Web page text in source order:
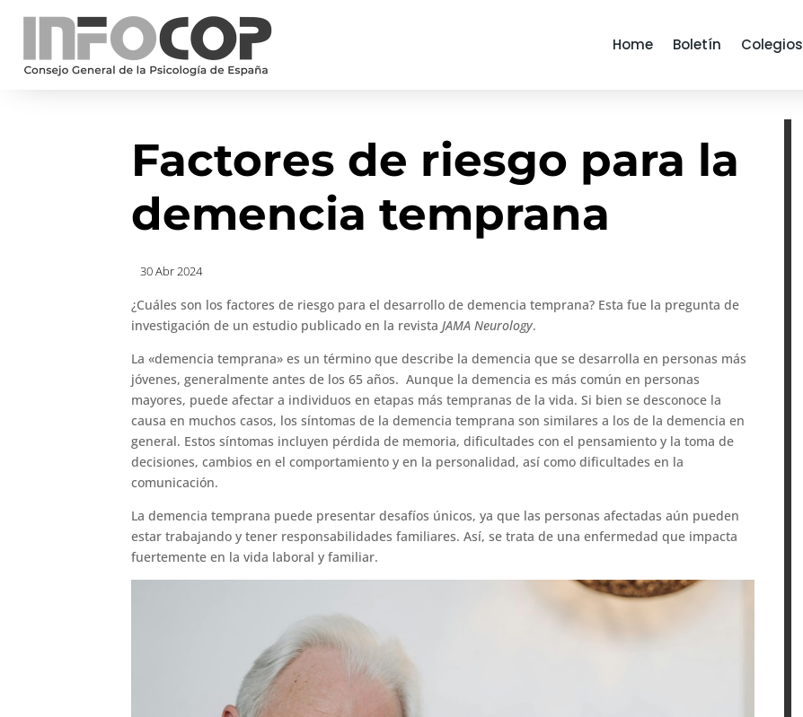
Home Boletín Colegios
Factores de riesgo para la
demencia temprana
30 Abr 2024
¿Cuáles son los factores de riesgo para el desarrollo de demencia temprana? Esta fue la pregunta de
investigación de un estudio publicado en la revista JAMA Neurology.
La «demencia temprana» es un término que describe la demencia que se desarrolla en personas más
jóvenes, generalmente antes de los 65 años. Aunque la demencia es más común en personas
mayores, puede afectar a individuos en etapas más tempranas de la vida. Si bien se desconoce la
causa en muchos casos, los síntomas de la demencia temprana son similares a los de la demencia en
general. Estos síntomas incluyen pérdida de memoria, dificultades con el pensamiento y la toma de
decisiones, cambios en el comportamiento y en la personalidad, así como dificultades en la
comunicación.
La demencia temprana puede presentar desafíos únicos, ya que las personas afectadas aún pueden
estar trabajando y tener responsabilidades familiares. Así, se trata de una enfermedad que impacta
fuertemente en la vida laboral y familiar.